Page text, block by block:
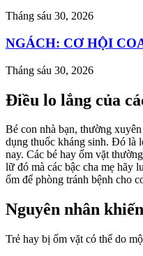
Tháng sáu 30, 2026
NGÁCH: CƠ HỘI
Tháng sáu 30, 2026
Điều lo lắng của
Bé con nhà bạn, thường
dụng thuốc kháng sinh. Đó là
nay. Các bé hay ốm vặt
lữ đó mà các bậc cha mẹ hãy
ốm để phòng tránh bệnh cho
Nguyên nhân
Trẻ hay bị ốm vặt có thể do